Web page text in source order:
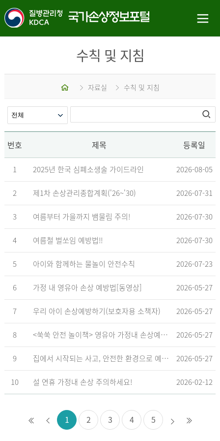
수칙 및 지침
자료실 수칙 및 지침
번호 제목 등록일
1 2025년 한국 심폐소생술 가이드라인 2026-08-05
2 제1차 손상관리종합계획('26~'30) 2026-07-31
3 여름부터 가을까지 뱀물림 주의! 2026-07-30
4 여름철 벌쏘임 예방법!! 2026-07-30
5 아이와 함께하는 물놀이 안전수칙 2026-07-23
6 가정 내 영유아 손상 예방법[동영상] 2026-05-27
7 우리 아이 손상예방하기(보호자용 소책자) 2026-05-27
8 <쑥쑥 안전 놀이책> 영유아 가정내 손상예방_영유아 놀이형 교육 교재 2026-05-27
9 집에서 시작되는 사고, 안전한 환경으로 예방해요 2026-05-27
10 설 연휴 가정내 손상 주의하세요! 2026-02-12
1 2 3 4 5